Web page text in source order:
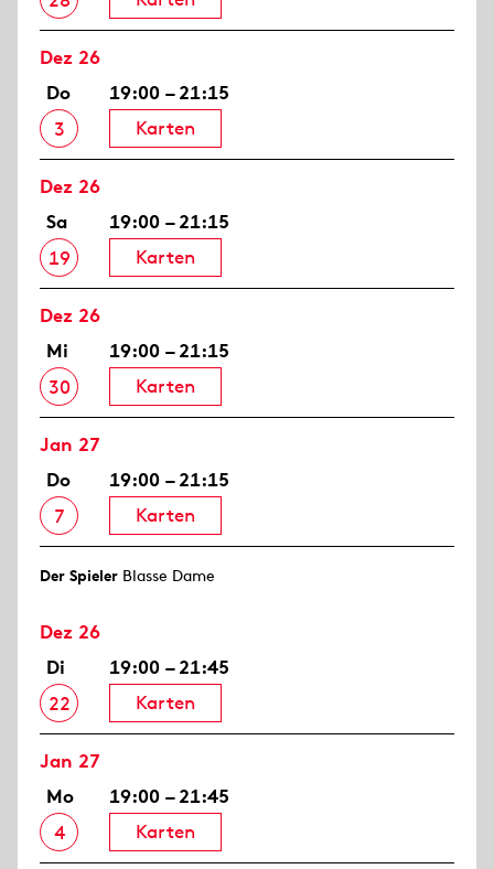
Dez 26
Do
3
19:00 – 21:15
Karten
Dez 26
Sa
19
19:00 – 21:15
Karten
Dez 26
Mi
30
19:00 – 21:15
Karten
Jan 27
Do
7
19:00 – 21:15
Karten
Der Spieler Blasse Dame
Dez 26
Di
22
19:00 – 21:45
Karten
Jan 27
Mo
4
19:00 – 21:45
Karten